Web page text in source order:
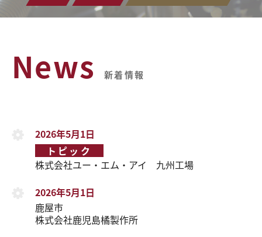
News 新着情報
2026年5月1日
トピック
株式会社ユー・エム・アイ 九州工場
2026年5月1日
鹿屋市
株式会社鹿児島橘製作所